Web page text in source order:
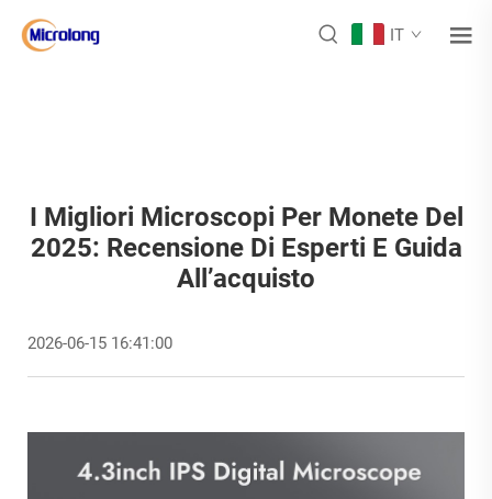
IT
I Migliori Microscopi Per Monete Del
2025: Recensione Di Esperti E Guida
All’acquisto
2026-06-15 16:41:00